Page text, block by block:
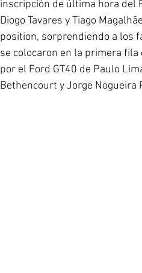
inscripción de última hora del
Diogo Tavares y Tiago
position, sorprendiendo a los
se colocaron en la primera
por el Ford GT40 de Paulo
Bethencourt y Jorge Nogueira